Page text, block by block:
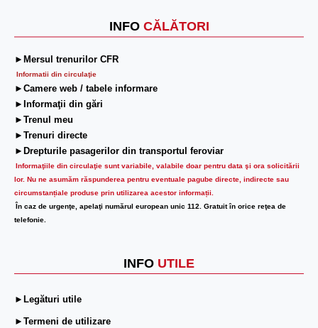
INFO CĂLĂTORI
►Mersul trenurilor CFR
Informatii din circulaţie
►Camere web / tabele informare
►Informaţii din gări
►Trenul meu
►Trenuri directe
►Drepturile pasagerilor din transportul feroviar
Informaţiile din circulaţie sunt variabile, valabile doar pentru data şi ora solicitării
lor. Nu ne asumăm răspunderea pentru eventuale pagube directe, indirecte sau
circumstanțiale produse prin utilizarea acestor informații.
În caz de urgenţe, apelaţi numărul european unic 112. Gratuit în orice reţea de
telefonie.
INFO UTILE
►Legături utile
►Termeni de utilizare